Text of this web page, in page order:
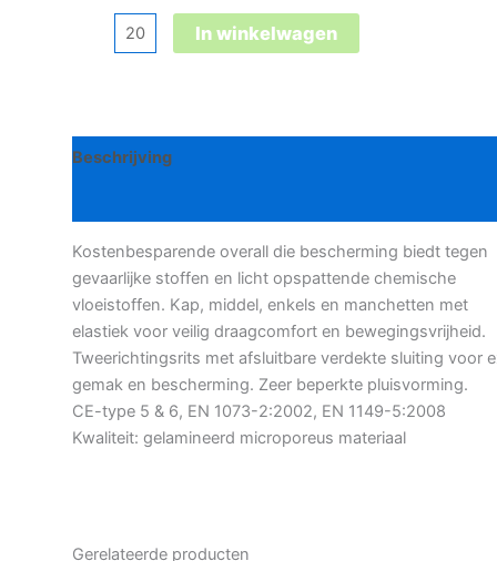
In winkelwagen
Beschrijving
Kostenbesparende overall die bescherming biedt tegen
gevaarlijke stoffen en licht opspattende chemische
vloeistoffen. Kap, middel, enkels en manchetten met
elastiek voor veilig draagcomfort en bewegingsvrijheid.
Tweerichtingsrits met afsluitbare verdekte sluiting voor
gemak en bescherming. Zeer beperkte pluisvorming.
CE-type 5 & 6, EN 1073-2:2002, EN 1149-5:2008
Kwaliteit: gelamineerd microporeus materiaal
Gerelateerde producten